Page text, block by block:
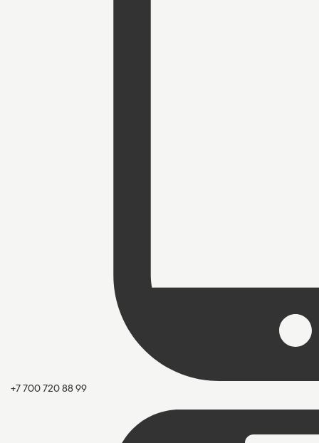
+7 700 720 88 99